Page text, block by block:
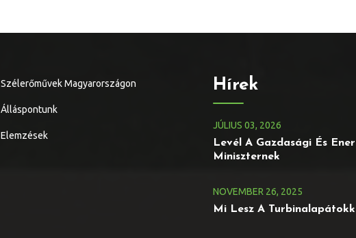
Szélerőművek Magyarországon
Álláspontunk
Elemzések
Hírek
JÚLIUS 03, 2026
Levél A Gazdasági És
Miniszternek
NOVEMBER 26, 2025
Mi Lesz A